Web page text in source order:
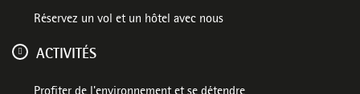
Réservez un vol et un hôtel avec nous
ACTIVITÉS